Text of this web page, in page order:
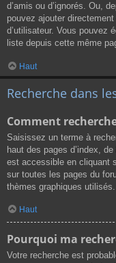
d’amis ou d’ignorés. Ou,
pouvez ajouter
d’utilisateur. Vous pouvez
liste depuis cette même
Haut
Recherche dans
Comment
Saisissez un terme à
haut des pages d’index,
est accessible en cliquant
sur toutes les pages du
thèmes graphiques utilisés.
Haut
Pourquoi ma
Votre recherche est